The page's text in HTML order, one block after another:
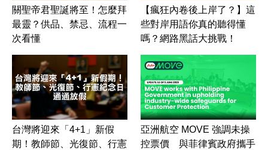
關聖帝君聖誕將至！怎麼拜
最靈？供品、禁忌、流程一
次看懂
【瘋狂內卷後上岸了？】這
些對岸用語你真的聽得懂
嗎？網路黑話大挑戰！
台灣將迎來「4+1」新假
期！教師節、光復節、行憲
亞洲航空 MOVE 強調未操
控票價 與菲律賓政府攜手